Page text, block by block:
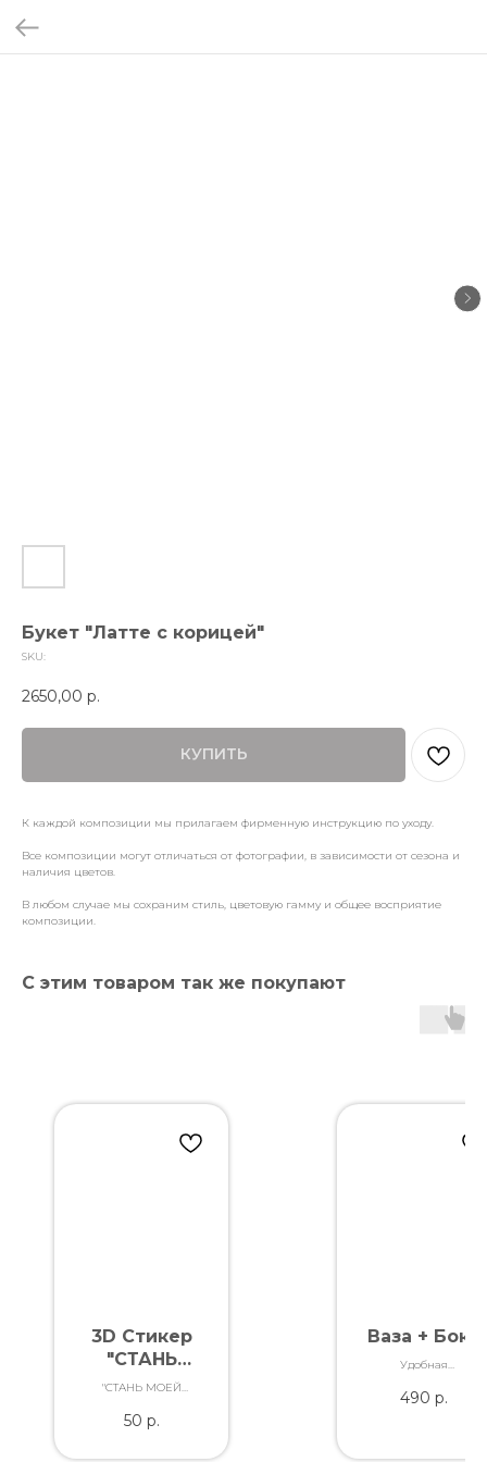
Букет "Латте с корицей"
SKU:
2650,00 р.
КУПИТЬ
К каждой композиции мы прилагаем фирменную инструкцию по уходу.
Все композиции могут отличаться от фотографии, в зависимости от сезона и
наличия цветов.
В любом случае мы сохраним стиль, цветовую гамму и общее восприятие
композиции.
С этим товаром так же покупают
3D Стикер
"СТАНЬ
МОЕЙ
"СТАНЬ МОЕЙ
50 р.
Ваза + Бокс
Удобная
Вашего заказа
490 р.